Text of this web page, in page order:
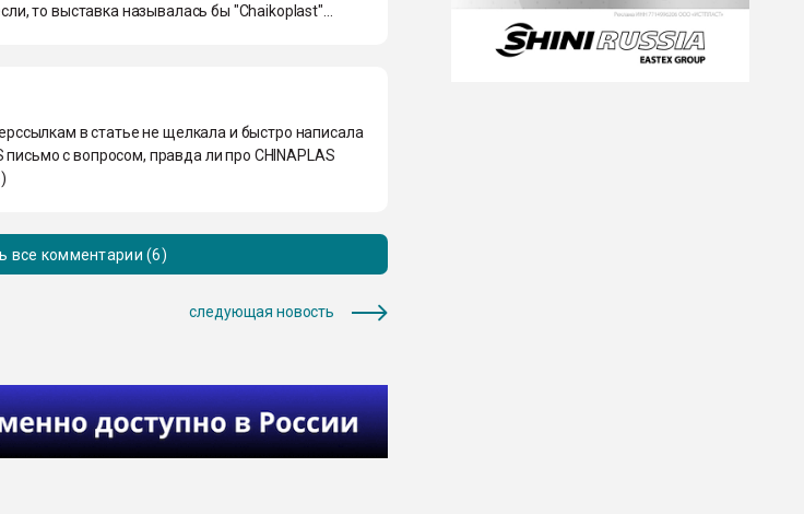
то выставка называлась бы "Chaikoplast"...
в статье не щелкала и быстро написала
с вопросом, правда ли про CHINAPLAS
все комментарии (6)
следующая новость